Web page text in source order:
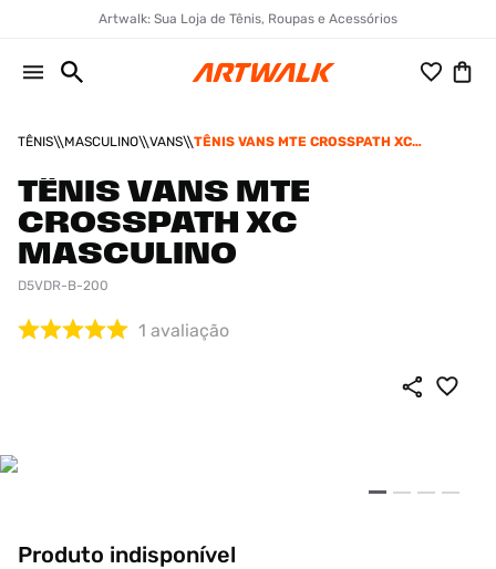
Artwalk: Sua Loja de Tênis, Roupas e Acessórios
TÊNIS MASCULINO VANS
TÊNIS VANS MTE CROSSPATH XC
TÊNIS VANS MTE
CROSSPATH XC
MASCULINO
D5VDR-B-200
1 avaliação
Produto indisponível